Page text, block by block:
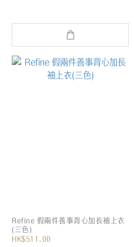
Refine 假兩件善事背心加長袖上衣
(三色)
HK$511.00